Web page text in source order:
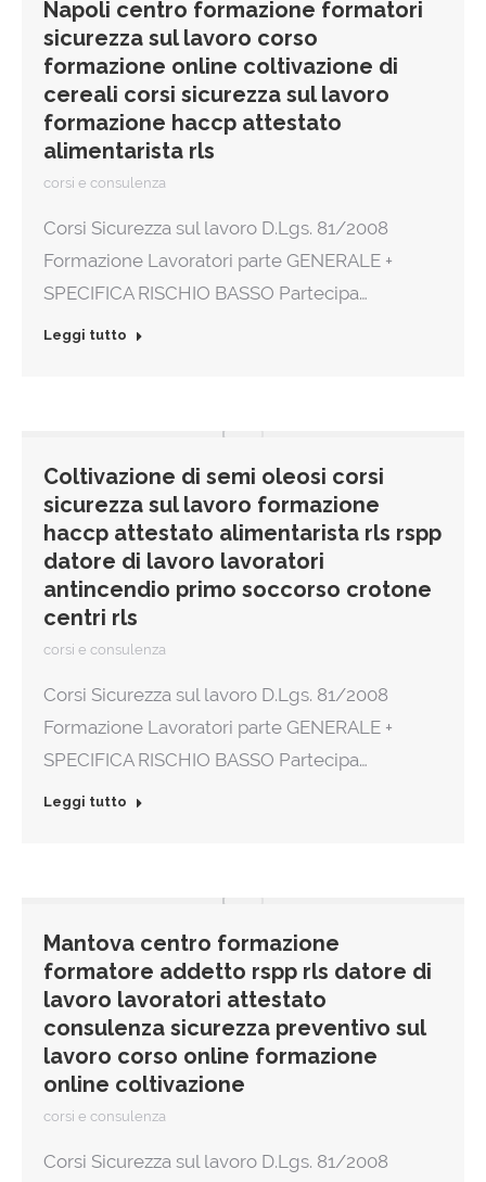
Napoli centro formazione formatori
sicurezza sul lavoro corso
formazione online coltivazione di
cereali corsi sicurezza sul lavoro
formazione haccp attestato
alimentarista rls
corsi e consulenza
Corsi Sicurezza sul lavoro D.Lgs. 81/2008
Formazione Lavoratori parte GENERALE +
SPECIFICA RISCHIO BASSO Partecipa…
Leggi tutto
Coltivazione di semi oleosi corsi
sicurezza sul lavoro formazione
haccp attestato alimentarista rls rspp
datore di lavoro lavoratori
antincendio primo soccorso crotone
centri rls
corsi e consulenza
Corsi Sicurezza sul lavoro D.Lgs. 81/2008
Formazione Lavoratori parte GENERALE +
SPECIFICA RISCHIO BASSO Partecipa…
Leggi tutto
Mantova centro formazione
formatore addetto rspp rls datore di
lavoro lavoratori attestato
consulenza sicurezza preventivo sul
lavoro corso online formazione
online coltivazione
corsi e consulenza
Corsi Sicurezza sul lavoro D.Lgs. 81/2008